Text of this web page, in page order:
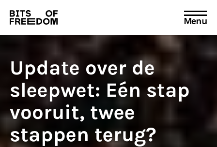
Search
for:
Menu
Update over de
sleepwet: Eén stap
vooruit, twee
stappen terug?